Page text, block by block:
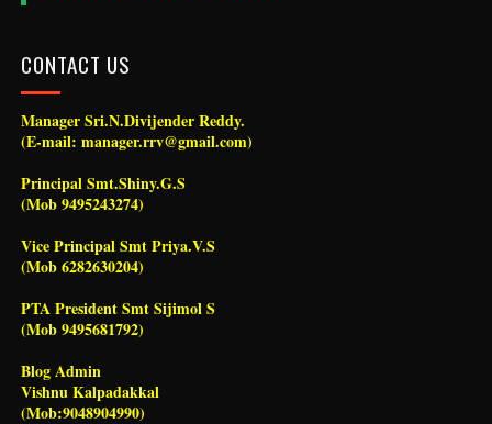
CONTACT US
Manager Sri.N.Divijender Reddy.
(E-mail: manager.rrv@gmail.com)
Principal Smt.Shiny.G.S
(Mob 9495243274)
Vice Principal Smt Priya.V.S
(Mob 6282630204)
PTA President Smt Sijimol S
(Mob 9495681792)
Blog Admin
Vishnu Kalpadakkal
(Mob:9048904990)